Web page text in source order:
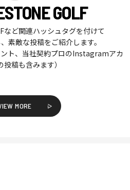
GOLF
など関連ハッシュタグを付けて
素敵な投稿をご紹介します。
ト、当社契約プロのInstagramアカ
投稿も含みます）
MORE